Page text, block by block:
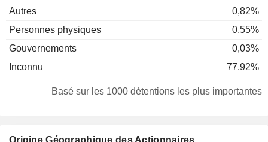
Autres
0,82%
Personnes physiques
0,55%
Gouvernements
0,03%
Inconnu
77,92%
Basé sur les 1000 détentions les plus importantes
Origine Géographique des Actionnaires